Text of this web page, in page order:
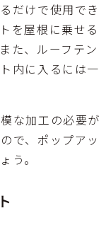
だけで使用でき
を屋根に乗せる
た、ルーフテン
内に入るには一
な加工の必要が
で、ポップアッ
う。